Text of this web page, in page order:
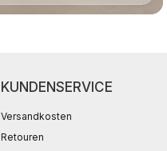
KUNDENSERVICE
Versandkosten
Retouren